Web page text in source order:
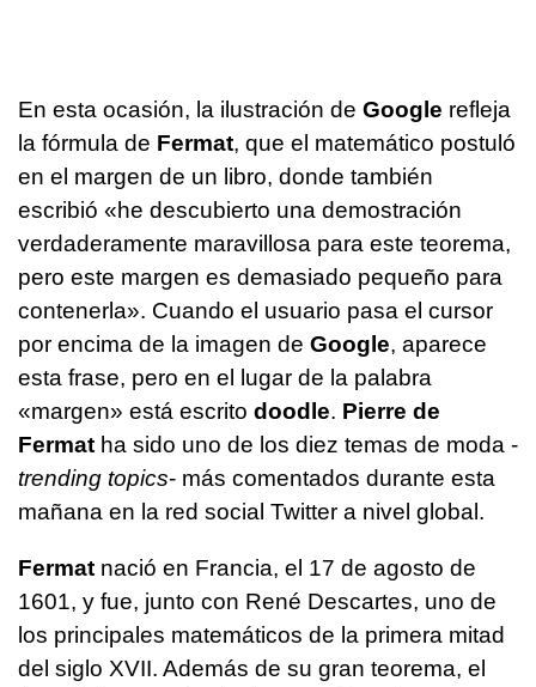
En esta ocasión, la ilustración de Google refleja
la fórmula de Fermat, que el matemático postuló
en el margen de un libro, donde también
escribió «he descubierto una demostración
verdaderamente maravillosa para este teorema,
pero este margen es demasiado pequeño para
contenerla». Cuando el usuario pasa el cursor
por encima de la imagen de Google, aparece
esta frase, pero en el lugar de la palabra
«margen» está escrito doodle. Pierre de
Fermat ha sido uno de los diez temas de moda -
trending topics- más comentados durante esta
mañana en la red social Twitter a nivel global.
Fermat nació en Francia, el 17 de agosto de
1601, y fue, junto con René Descartes, uno de
los principales matemáticos de la primera mitad
del siglo XVII. Además de su gran teorema, el